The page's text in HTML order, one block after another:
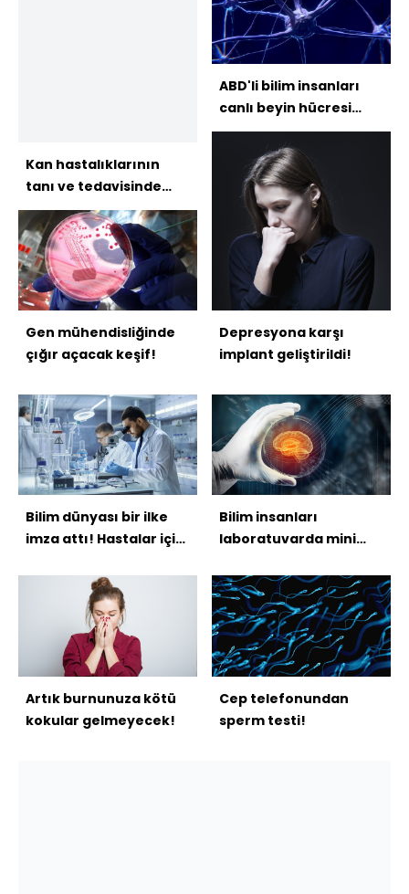
Kan hastalıklarının
tanı ve tedavisinde
yapay zeka
kullanılacak!
Gen mühendisliğinde
çığır açacak keşif!
ABD'li bilim insanları
canlı beyin hücresi
modeli oluşturdu
Depresyona karşı
implant geliştirildi!
Bilim dünyası bir ilke
imza attı! Hastalar için
Bilim insanları
laboratuvarda mini
Artık burnunuza kötü
kokular gelmeyecek!
Cep telefonundan
sperm testi!